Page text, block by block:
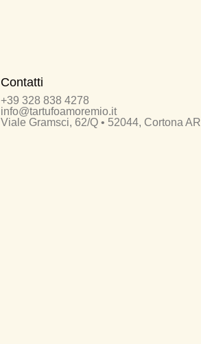
Contatti
+39 328 838 4278
info@tartufoamoremio.it
Viale Gramsci, 62/Q • 52044, Cortona AR